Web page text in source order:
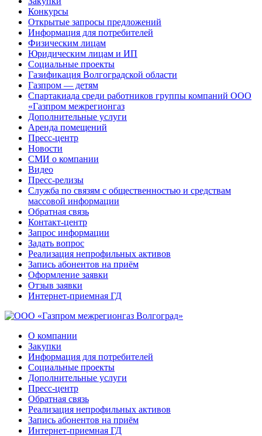
Конкурсы
Открытые запросы предложений
Информация для потребителей
Физическим лицам
Юридическим лицам и ИП
Социальные проекты
Газификация Волгоградской области
Газпром — детям
Спартакиада среди работников группы компаний ООО
«Газпром межрегионгаз
Дополнительные услуги
Аренда помещений
Пресс-центр
Новости
СМИ о компании
Видео
Пресс-релизы
Служба по связям с общественностью и средствам
массовой информации
Обратная связь
Контакт-центр
Запрос информации
Задать вопрос
Реализация непрофильных активов
Запись абонентов на приём
Оформление заявки
Отзыв заявки
Интернет-приемная ГД
О компании
Закупки
Информация для потребителей
Социальные проекты
Дополнительные услуги
Пресс-центр
Обратная связь
Реализация непрофильных активов
Запись абонентов на приём
Интернет-приемная ГД